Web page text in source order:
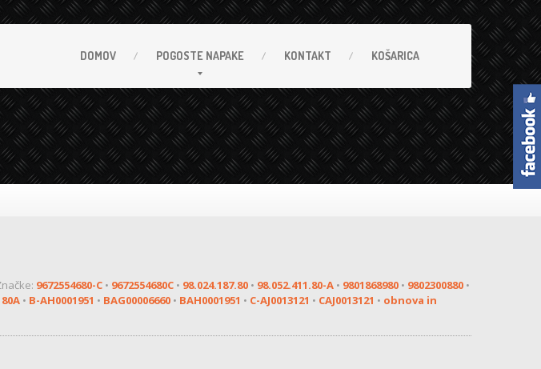
DOMOV POGOSTE NAPAKE KONTAKT KOŠARICA
9672554680-C • 9672554680C • 98.024.187.80 • 98.052.411.80-A • 9801868980 • 9802300880 •
• B-AH0001951 • BAG00006660 • BAH0001951 • C-AJ0013121 • CAJ0013121 • obnova in